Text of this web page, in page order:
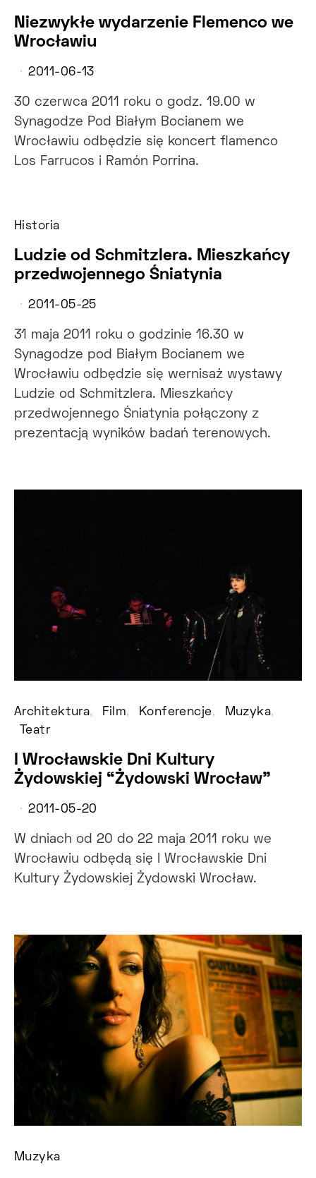
Niezwykłe wydarzenie Flemenco we
Wrocławiu
2011-06-13
30 czerwca 2011 roku o godz. 19.00 w
Synagodze Pod Białym Bocianem we
Wrocławiu odbędzie się koncert flamenco
Los Farrucos i Ramón Porrina.
Historia
Ludzie od Schmitzlera. Mieszkańcy
przedwojennego Śniatynia
2011-05-25
31 maja 2011 roku o godzinie 16.30 w
Synagodze pod Białym Bocianem we
Wrocławiu odbędzie się wernisaż wystawy
Ludzie od Schmitzlera. Mieszkańcy
przedwojennego Śniatynia połączony z
prezentacją wyników badań terenowych.
Architektura Film Konferencje
Muzyka
Teatr
I Wrocławskie Dni Kultury
Żydowskiej “Żydowski Wrocław”
2011-05-20
W dniach od 20 do 22 maja 2011 roku we
Wrocławiu odbędą się I Wrocławskie Dni
Kultury Żydowskiej Żydowski Wrocław.
Muzyka